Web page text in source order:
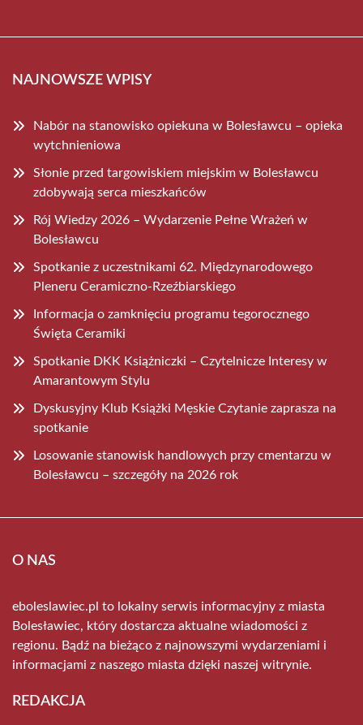
NAJNOWSZE WPISY
Nabór na stanowisko opiekuna w Bolesławcu – opieka
wytchnieniowa
Słonie przed targowiskiem miejskim w Bolesławcu
zdobywają serca mieszkańców
Rój Wiedzy 2026 – Wydarzenie Pełne Wrażeń w
Bolesławcu
Spotkanie z uczestnikami 62. Międzynarodowego
Pleneru Ceramiczno-Rzeźbiarskiego
Informacja o zamknięciu programu tegorocznego
Święta Ceramiki
Spotkanie DKK Książniczki – Czytelnicze Interesy w
Amarantowym Stylu
Dyskusyjny Klub Książki Męskie Czytanie zaprasza na
spotkanie
Losowanie stanowisk handlowych przy cmentarzu w
Bolesławcu – szczegóły na 2026 rok
O NAS
eboleslawiec.pl to lokalny serwis informacyjny z miasta
Bolesławiec, który dostarcza aktualne wiadomości z
regionu. Bądź na bieżąco z najnowszymi wydarzeniami i
informacjami z naszego miasta dzięki naszej witrynie.
REDAKCJA